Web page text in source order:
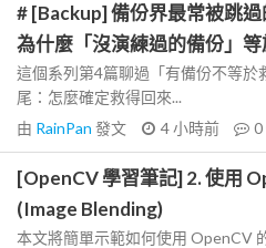
# [Backup] 備份界最常被跳
為什麼「沒演練過的備份」
這個系列第4篇聊過「有備份不等
尾：怎麼確定救得回來...
由 RainPan 發文 4 小時前 0
[OpenCV 學習筆記] 2. 使用
(Image Blending)
本文將簡單示範如何使用 OpenCV